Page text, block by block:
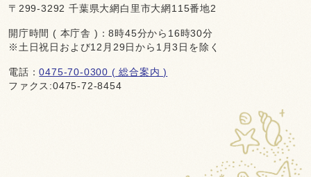
〒299-3292 千葉県大網白里市大網115番地2
開庁時間 ( 本庁舎 )：8時45分から16時30分
※土日祝日および12月29日から1月3日を除く
電話：0475-70-0300 ( 総合案内 )
ファクス:0475-72-8454